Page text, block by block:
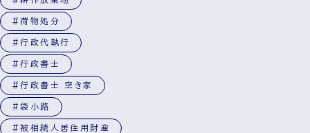
#荷物処分
#行政代執行
#行政書士
#行政書士 空き家
#袋小路
#被相続人居住用財産